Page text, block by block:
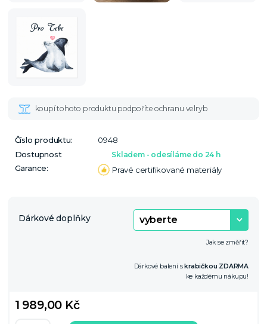
Číslo produktu:
0948
Dostupnost
Skladem - odesíláme do 24 h
Garance: Pravé certifikované materiály
Dárkové doplňky
Jak se změřit?
Dárkové balení s krabičkou ZDARMA
ke každému nákupu!
1 989,00 Kč